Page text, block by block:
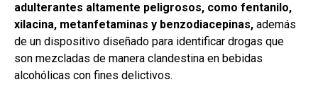
adulterantes altamente peligrosos, como fentanilo,
xilacina, metanfetaminas y benzodiacepinas, además
de un dispositivo diseñado para identificar drogas que
son mezcladas de manera clandestina en bebidas
alcohólicas con fines delictivos.